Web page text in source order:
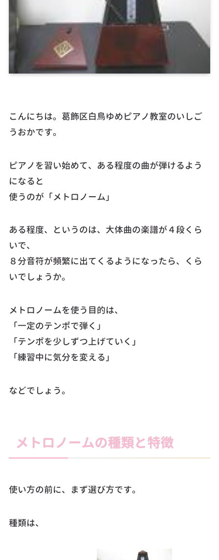
こんにちは。葛飾区白鳥ゆめピアノ教室のいしご
うおかです。
ピアノを習い始めて、ある程度の曲が弾けるよう
になると
使うのが「メトロノーム」
ある程度、というのは、大体曲の楽譜が４段くら
いで、
８分音符が頻繁に出てくるようになったら、くら
いでしょうか。
メトロノームを使う目的は、
「一定のテンポで弾く」
「テンポを少しずつ上げていく」
「練習中に気分を変える」
などでしょう。
メトロノームの種類と特徴
使い方の前に、まず選び方です。
種類は、